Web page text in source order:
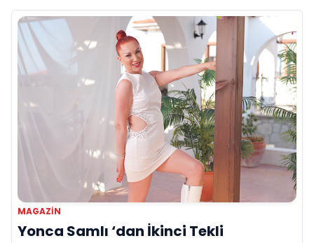
MAGAZİN
Yonca Samlı ‘dan İkinci Tekli